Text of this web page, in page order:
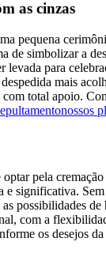
as cinzas
pequena
de simbolizar a
levada para
mais
total apoio.
nossos
pela
e significativa.
possibilidades
com a
os desejos